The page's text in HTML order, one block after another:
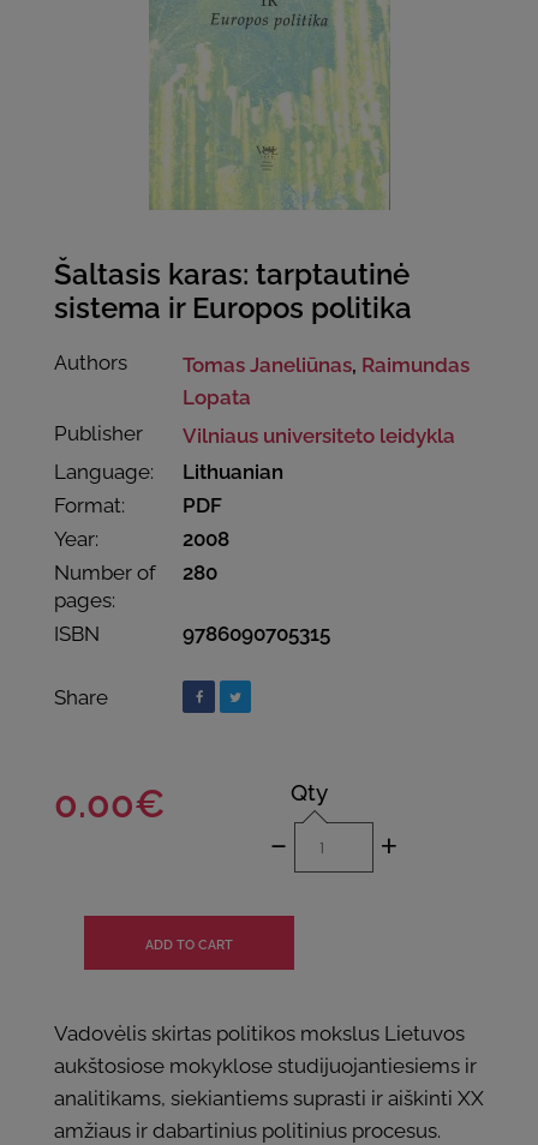
Šaltasis karas: tarptautinė
sistema ir Europos politika
Authors Tomas Janeliūnas, Raimundas
Lopata
Publisher
Vilniaus universiteto leidykla
Language:
Lithuanian
Format:
PDF
Year:
2008
Number of
pages:
280
ISBN 9786090705315
Share
0.00€ Qty
- +
Vadovėlis skirtas politikos mokslus Lietuvos
aukštosiose mokyklose studijuojantiesiems ir
analitikams, siekiantiems suprasti ir aiškinti XX
amžiaus ir dabartinius politinius procesus.